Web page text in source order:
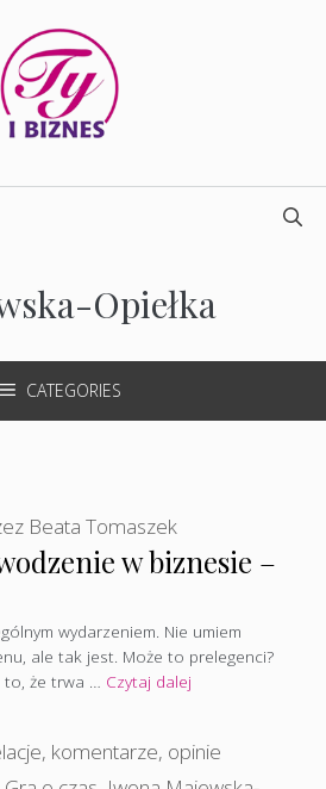
Opiełka
CATEGORIES
w biznesie –
Beata Tomaszek
wydarzeniem. Nie umiem
ale tak jest. Może to prelegenci?
to, że trwa … Czytaj dalej
komentarze, opinie